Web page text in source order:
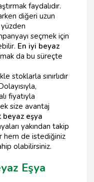
faydalıdır.
diğeri uzun
seçmek için
En iyi beyaz
da bu süreçte
stoklarla sınırlıdır
fiyatıyla
size avantaj
beyaz eşya
yakından takip
hem de istediğiniz
olabilirsiniz.
Eşya